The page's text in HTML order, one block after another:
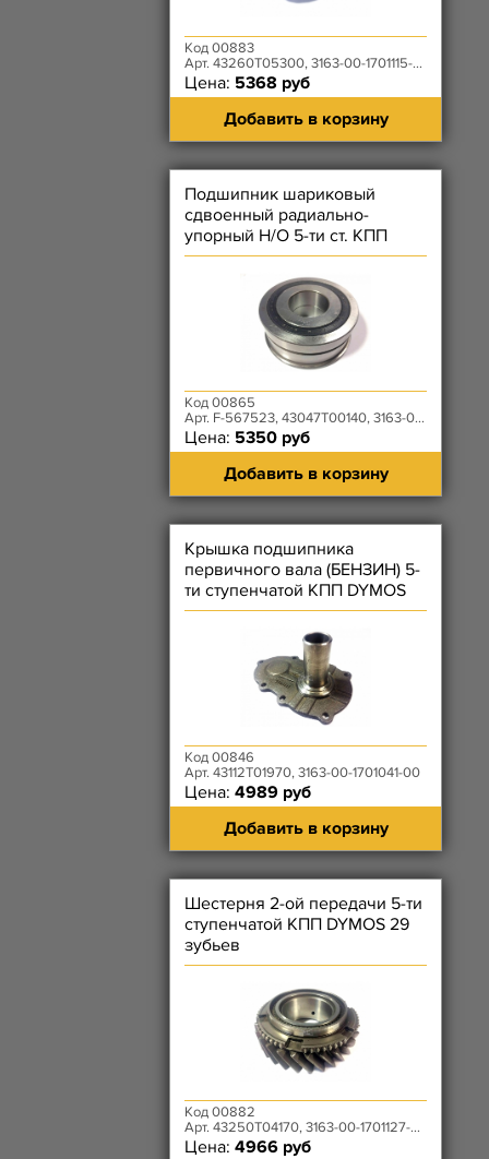
Код 00883
Арт. 43260T05300, 3163-00-1701115-00
Цена: 5368 руб
Добавить в корзину
Подшипник шариковый
сдвоенный радиально-
упорный Н/О 5-ти ст. КПП
DYMOS - F-567523
Код 00865
Арт. F-567523, 43047T00140, 3163-00-1701190-00
Цена: 5350 руб
Добавить в корзину
Крышка подшипника
первичного вала (БЕНЗИН) 5-
ти ступенчатой КПП DYMOS
Код 00846
Арт. 43112T01970, 3163-00-1701041-00
Цена: 4989 руб
Добавить в корзину
Шестерня 2-ой передачи 5-ти
ступенчатой КПП DYMOS 29
зубьев
Код 00882
Арт. 43250T04170, 3163-00-1701127-00
Цена: 4966 руб